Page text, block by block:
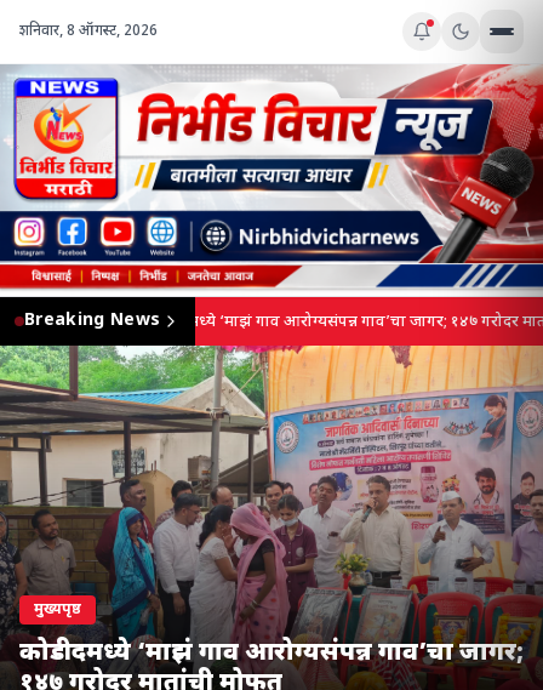
शनिवार, 8 ऑगस्ट, 2026
Breaking Newsकोडीदमध्ये ‘माझं गाव आरोग्यसंपन्न गाव’चा जागर; १४७ गरोदर
मुख्यपृष्ठ
कोडीदमध्ये ‘माझं गाव आरोग्यसंपन्न गाव’चा जागर;